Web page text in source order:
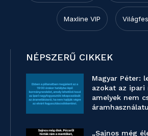
Maxline VIP
NÉPSZERŰ CIKKEK
Magyar Péter:
azokat az ipari
amelyek nem
„Sajnos még